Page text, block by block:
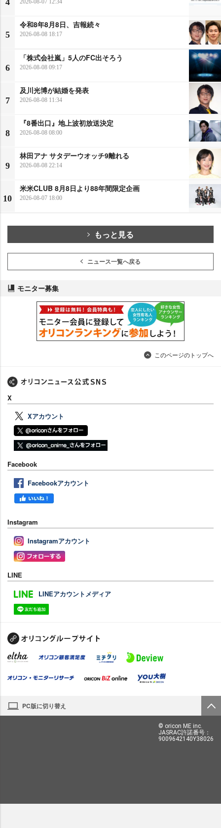
5
令和8年8月8日、吉報続々
2026-08-08 18:17
6
「株式会社嵐」5人のFC出そろう
2026-08-08 09:17
7
及川光博が結婚を発表
2026-08-08 11:34
8
『8番出口』地上波初放送決定
2026-08-08 08:00
9
林田アナ サタデーウオッチ9離れる
2026-08-08 22:14
10
米米CLUB 8月8日より88年間限定企画
2026-08-07 18:00
もっと見る
ニュース一覧へ戻る
モニター募集
このページのトップへ
X
Xアカウント
Facebook
Facebookアカウント
Instagram
Instagramアカウント
LINE
LINEアカウントメディア
PC版に切り替え
© oricon ME inc.
JASRAC許諾番号：
9009642140Y38026